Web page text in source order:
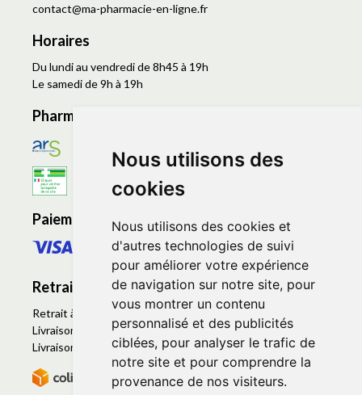
Nous utilisons des
cookies
Nous utilisons des cookies et
d'autres technologies de suivi
pour améliorer votre expérience
de navigation sur notre site, pour
vous montrer un contenu
personnalisé et des publicités
ciblées, pour analyser le trafic de
notre site et pour comprendre la
provenance de nos visiteurs.
contact@ma-pharmacie-en-ligne.fr
Horaires
Du lundi au vendredi de 8h45 à 19h
Le samedi de 9h à 19h
Pharmacie en ligne agréée
Paiement sécurisé
Retrait - Livraison
Retrait à la pharmacie - Click & Collect
Livraison en Point Relais
Livraison à domicile